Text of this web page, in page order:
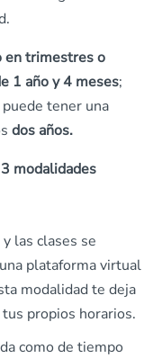
en trimestres o
1 año y 4 meses;
puede tener una
dos años.
3 modalidades
las clases se
plataforma virtual
modalidad te deja
propios horarios.
como de tiempo